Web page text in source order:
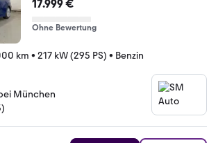
17.999 €
Ohne Bewertung
km • 217 kW (295 PS) • Benzin
München
)